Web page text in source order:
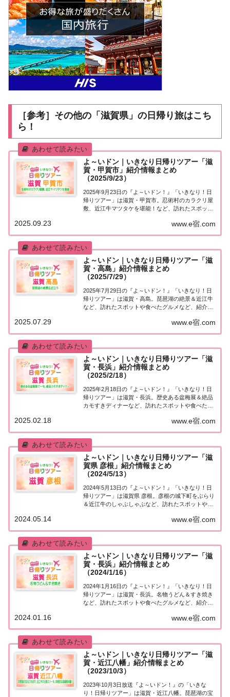
［参考］その他の「滋賀県」の日帰り旅はこち
ら！
よ～いドン｜いきなり日帰りツアー「滋
賀・甲賀市」紹介情報まとめ
（2025/9/23）
2025年9月23日の『よ～いドン！』「いきなり！日
帰りツアー」は滋賀・甲賀市。忍術村のカラクリ屋
敷、近江牛マツタケを堪能！など、訪れたスポット
た！「滋賀・甲賀市」日帰りツアー麒麟・田村さん
www.e宿.com
2025.09.23
よ～いドン｜いきなり日帰りツアー「滋
賀・高島」紹介情報まとめ
（2025/7/29）
2025年7月29日の『よ～いドン！』「いきなり！日
帰りツアー」は滋賀・高島。琵琶湖の絶景＆近江牛
など、訪れたスポットや食べたグルメなど、紹介さ
アー麒麟・田村さんが街行く人にいきなり声をか
り...
www.e宿.com
2025.07.29
よ～いドン｜いきなり日帰りツアー「滋
賀・長浜」紹介情報まとめ
（2025/2/18）
2025年2月18日の『よ～いドン！』「いきなり！日
帰りツアー」は滋賀・長浜。歴史ある盆梅展＆絶品
カモすきディナーなど、訪れたスポットや食べたグ
賀・長浜」日帰りツアー麒麟・田村さんが街行く人
招...
www.e宿.com
2025.02.18
よ～いドン｜いきなり日帰りツアー「滋
賀県 彦根」紹介情報まとめ
（2024/5/13）
2024年5月13日の『よ～いドン！』「いきなり！日
帰りツアー」は滋賀県 彦根。彦根の城下町をぶらり
＆近江牛のしゃぶしゃぶなど、訪れたスポットや食
「滋賀県 彦根」日帰りツアー麒麟・田村さんが街行
www.e宿.com
2024.05.14
よ～いドン｜いきなり日帰りツアー「滋
賀・長浜」紹介情報まとめ
（2024/1/16）
2024年1月16日の『よ～いドン！』「いきなり！日
帰りツアー」は滋賀・長浜。名物うどん＆すき焼き
など、訪れたスポットや食べたグルメなど、紹介さ
アー麒麟・田村さんが街行く人にいきなり声をか
け、そのまま日帰りツアーにご招待する『いきな
り...
www.e宿.com
2024.01.16
よ～いドン｜いきなり日帰りツアー「滋
賀・近江八幡」紹介情報まとめ
（2023/10/3）
2023年10月3日放送『よ～いドン！』の「いきな
り！日帰りツアー」は滋賀・近江八幡。琵琶湖の宝